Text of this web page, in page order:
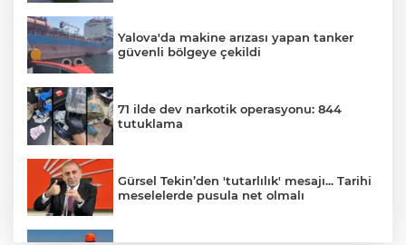
Yalova'da makine arızası yapan tanker
güvenli bölgeye çekildi
71 ilde dev narkotik operasyonu: 844
tutuklama
Gürsel Tekin’den 'tutarlılık' mesajı... Tarihi
meselelerde pusula net olmalı